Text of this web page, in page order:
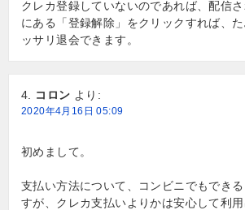
クレカ登録していないのであれば、配信
にある「登録解除」をクリックすれば、
ッサリ退会できます。
コロン より:
2020年4月16日 05:09
初めまして。
支払い方法について、コンビニでもでき
すが、クレカ支払いよりかは安心して利